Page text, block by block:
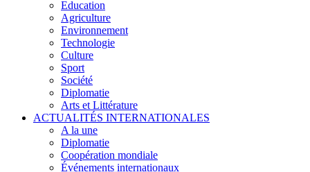
Education
Agriculture
Environnement
Technologie
Culture
Sport
Société
Diplomatie
Arts et Littérature
ACTUALITÉS INTERNATIONALES
A la une
Diplomatie
Coopération mondiale
Événements internationaux